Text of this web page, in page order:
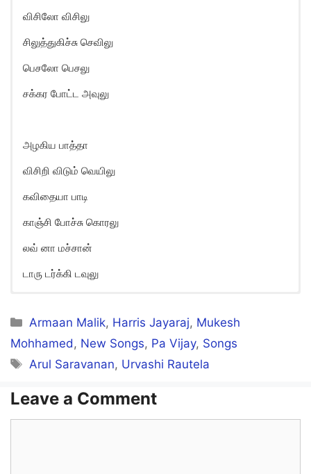
விசிலோ விசிலு
சிலுத்துகிச்சு செவிலு
பெசலோ பெசலு
சக்கர போட்ட அவுலு
அழகிய பாத்தா
விசிறி விடும் வெயிலு
கவிதையா பாடி
காஞ்சி போச்சு கொரலு
லவ் னா மச்சான்
டாரு டர்க்கி டவுலு
English
Mosalo mosalu
Aayiram veelu railu
Visilo visilu
Siluthukichu sevilu
Categories
Armaan Malik, Harris Jayaraj, Mukesh
Mohhamed , New Songs, Pa Vijay, Songs
Tags
Arul Saravanan, Urvashi Rautela
Leave a Comment